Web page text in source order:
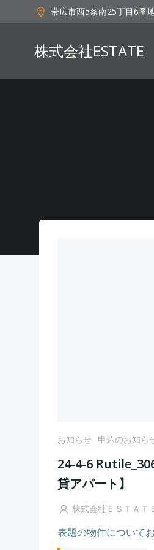
ン
へ
帯広市西5条南25丁目6番
株式会社ESTATE
お知らせ 申込のお知ら
24-4-6
貸アパート】
株式会社ＥＳＴＡ
表題の物件について